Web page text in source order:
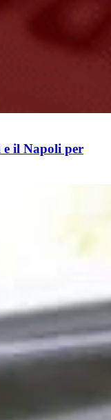
il Napoli per